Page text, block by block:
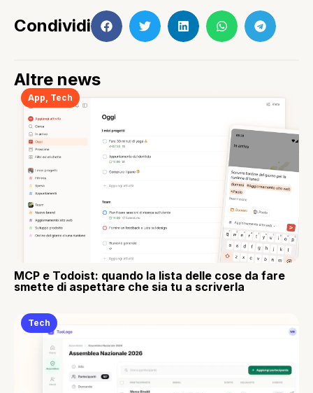
Condividi
Altre news
App Tech
MCP e Todoist: quando la lista delle cose da fare
smette di aspettare che sia tu a scriverla
Tech